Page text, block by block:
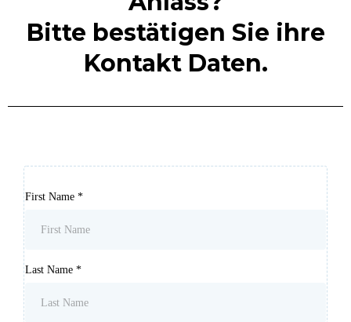
Bitte bestätigen Sie ihre
Kontakt Daten.
First Name *
Last Name *